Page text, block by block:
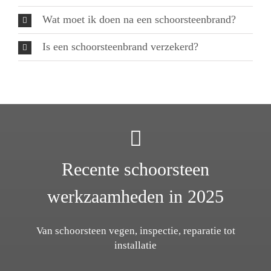
Wat moet ik doen na een schoorsteenbrand?
Is een schoorsteenbrand verzekerd?
Recente schoorsteen
werkzaamheden in 2025
Van schoorsteen vegen, inspectie, reparatie tot
installatie